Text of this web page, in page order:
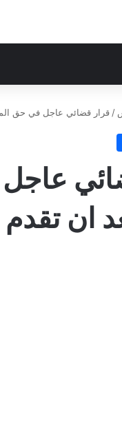
/ قرار قضائي عاجل في حق المحامي عبد
محامي للترافع عنه